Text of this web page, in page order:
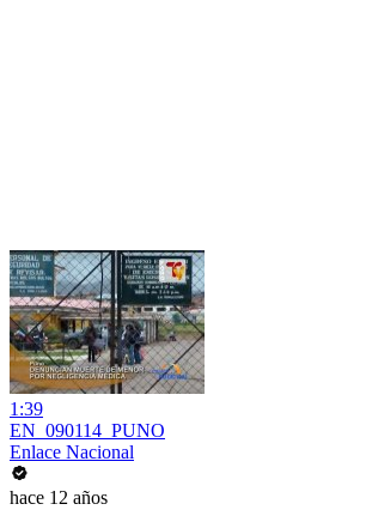
1:39
EN_090114_PUNO
Enlace Nacional
hace 12 años